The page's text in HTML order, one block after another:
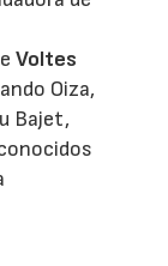
Voltes
Oiza,
Bajet,